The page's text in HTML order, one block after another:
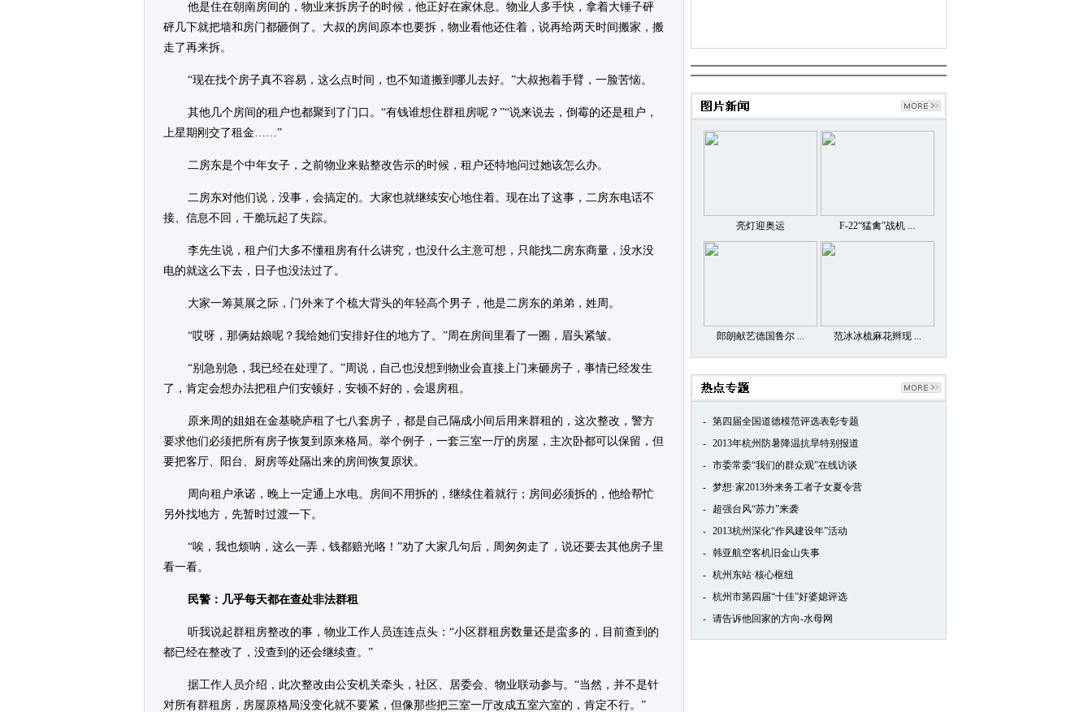
他是住在朝南房间的，物业来拆房子的时候，他正好在家休息。物业人多手快，拿着大锤子砰
砰几下就把墙和房门都砸倒了。大叔的房间原本也要拆，物业看他还住着，说再给两天时间搬家，搬
走了再来拆。
“现在找个房子真不容易，这么点时间，也不知道搬到哪儿去好。”大叔抱着手臂，一脸苦恼。
其他几个房间的租户也都聚到了门口。“有钱谁想住群租房呢？”“说来说去，倒霉的还是租户，
上星期刚交了租金……”
二房东是个中年女子，之前物业来贴整改告示的时候，租户还特地问过她该怎么办。
二房东对他们说，没事，会搞定的。大家也就继续安心地住着。现在出了这事，二房东电话不
接、信息不回，干脆玩起了失踪。
李先生说，租户们大多不懂租房有什么讲究，也没什么主意可想，只能找二房东商量，没水没
电的就这么下去，日子也没法过了。
大家一筹莫展之际，门外来了个梳大背头的年轻高个男子，他是二房东的弟弟，姓周。
“哎呀，那俩姑娘呢？我给她们安排好住的地方了。”周在房间里看了一圈，眉头紧皱。
“别急别急，我已经在处理了。”周说，自己也没想到物业会直接上门来砸房子，事情已经发生
了，肯定会想办法把租户们安顿好，安顿不好的，会退房租。
原来周的姐姐在金基晓庐租了七八套房子，都是自己隔成小间后用来群租的，这次整改，警方
要求他们必须把所有房子恢复到原来格局。举个例子，一套三室一厅的房屋，主次卧都可以保留，但
要把客厅、阳台、厨房等处隔出来的房间恢复原状。
周向租户承诺，晚上一定通上水电。房间不用拆的，继续住着就行；房间必须拆的，他给帮忙
另外找地方，先暂时过渡一下。
“唉，我也烦呐，这么一弄，钱都赔光咯！”劝了大家几句后，周匆匆走了，说还要去其他房子里
看一看。
民警：几乎每天都在查处非法群租
听我说起群租房整改的事，物业工作人员连连点头：“小区群租房数量还是蛮多的，目前查到的
都已经在整改了，没查到的还会继续查。”
据工作人员介绍，此次整改由公安机关牵头，社区、居委会、物业联动参与。“当然，并不是针
对所有群租房，房屋原格局没变化就不要紧，但像那些把三室一厅改成五室六室的，肯定不行。”
亮灯迎奥运 F-22“猛禽”战机 ...
郎朗献艺德国鲁尔 ... 范冰冰梳麻花辫现 ...
- 第四届全国道德模范评选表彰专题
- 2013年杭州防暑降温抗旱特别报道
- 市委常委“我们的群众观”在线访谈
- 梦想·家2013外来务工者子女夏令营
-
超强台风“苏力”来袭
- 2013杭州深化“作风建设年”活动
- 韩亚航空客机旧金山失事
- 杭州东站·核心枢纽
- 杭州市第四届“十佳”好婆媳评选
- 请告诉他回家的方向-水母网